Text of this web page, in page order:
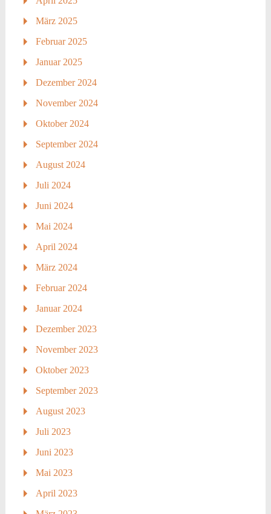
März 2025
Februar 2025
Januar 2025
Dezember 2024
November 2024
Oktober 2024
September 2024
August 2024
Juli 2024
Juni 2024
Mai 2024
April 2024
März 2024
Februar 2024
Januar 2024
Dezember 2023
November 2023
Oktober 2023
September 2023
August 2023
Juli 2023
Juni 2023
Mai 2023
April 2023